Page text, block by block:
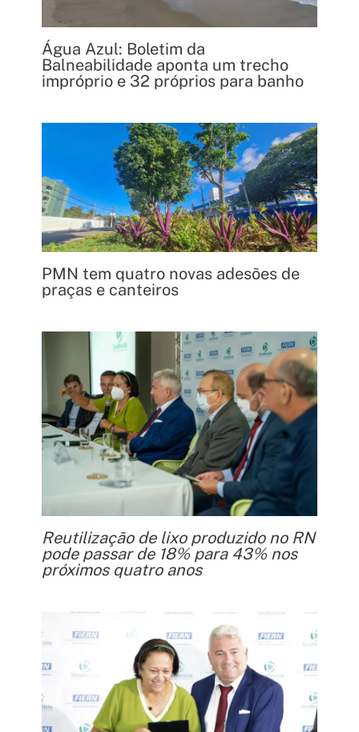
Água Azul: Boletim da
Balneabilidade aponta um trecho
impróprio e 32 próprios para banho
PMN tem quatro novas adesões de
praças e canteiros
Reutilização de lixo produzido no RN
pode passar de 18% para 43% nos
próximos quatro anos